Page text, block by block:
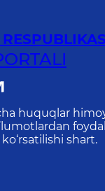
huquqlar
ko‘rsatilishi shart.